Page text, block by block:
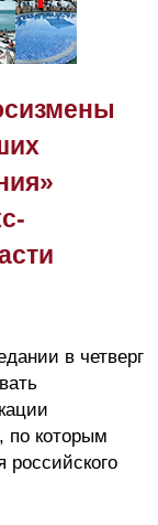
в четверг
по которым
российского